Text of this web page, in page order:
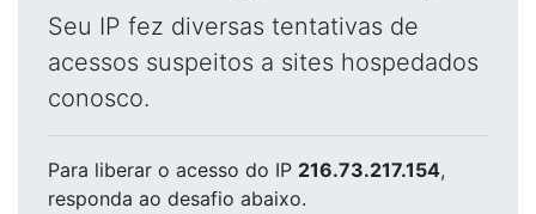
Seu IP fez diversas tentativas de
acessos suspeitos a sites hospedados
conosco.
Para liberar o acesso do IP 216.73.217.154,
responda ao desafio abaixo.